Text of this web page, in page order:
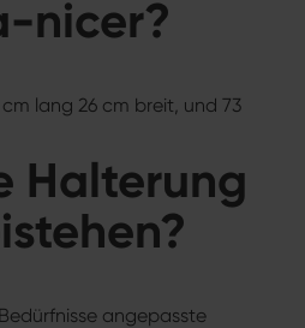
nicer?
lang 26 cm breit, und 73
Halterung
angepasste